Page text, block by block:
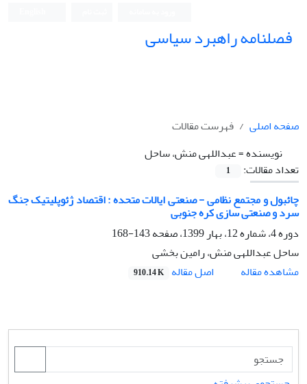
فصلنامه راهبرد سیاسی
صفحه اصلی
فهرست مقالات
نویسنده =عبداللهی منش، ساحل
تعداد مقالات:
1
چائبول و مجتمع نظامی - صنعتی ایالات متحده : اقتصاد ژئوپلیتیک جنگ
سرد و صنعتی سازی کره جنوبی
دوره 4، شماره 12، بهار 1399، صفحه
143-168
ساحل عبداللهی منش، رامین بخشی
مشاهده مقاله
اصل مقاله 910.14 K